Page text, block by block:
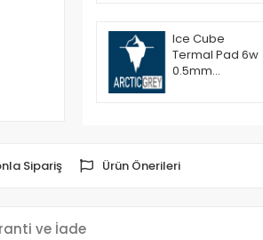
Ice Cube
Termal Pad 6w
0.5mm
Sipariş Ürün Önerileri
ve İade